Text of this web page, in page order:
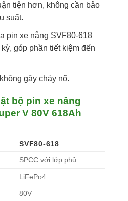
tiện hơn, không cần bảo
suất.
pin xe nâng SVF80-618
góp phần tiết kiệm đến
gây cháy nổ.
bộ pin xe nâng
V 80V 618Ah
SVF80-618
SPCC với lớp phủ
LiFePo4
80V